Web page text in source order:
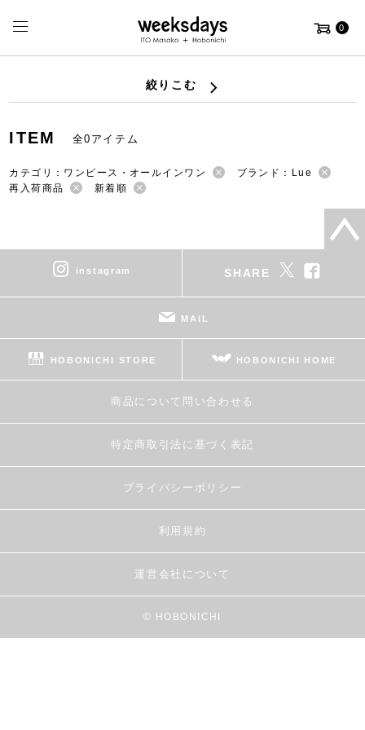
0
絞りこむ
ITEM 全0アイテム
カテゴリ：ワンピース・オールインワン
ブランド：Lue
再入荷商品
新着順
instagram SHARE
MAIL
HOBONICHI STORE HOBONICHI HOME
商品について問い合わせる
特定商取引法に基づく表記
プライバシーポリシー
利用規約
運営会社について
© HOBONICHI